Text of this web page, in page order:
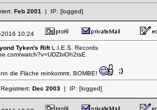
Feb 2001 | IP: [logged]
2016 10:24
Tyken's RiftL.I.E.S. Records
watch?v=UDZbiOh2tsE
die Fläche reinkommt, BOMBE!
Dec 2003 | IP: [logged]